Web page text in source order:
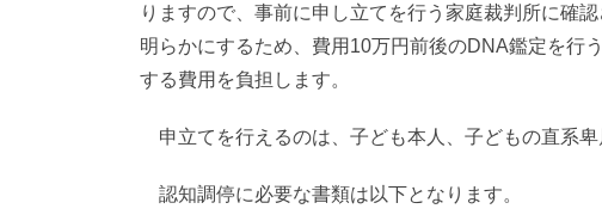
りますので、事前に申し立てを行う家庭裁判所に確
明らかにするため、費用10万円前後のDNA鑑定を行
する費用を負担します。
申立てを行えるのは、子ども本人、子どもの直系
認知調停に必要な書類は以下となります。